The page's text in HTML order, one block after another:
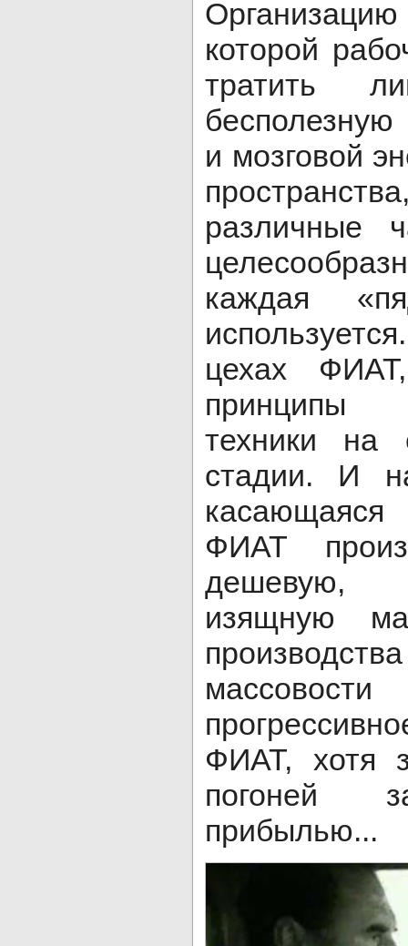
которой
тратить
бесполезную
и мозговой
различные
каждая
цехах
принципы
техники на
стадии. И
касающаяся
ФИАТ
дешевую,
изящную
ФИАТ, хотя
погоней
прибылью...